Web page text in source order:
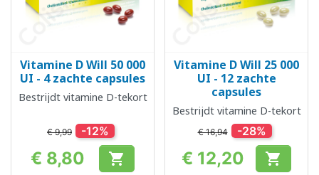
Vitamine D Will 50 000
UI - 4 zachte capsules
Bestrijdt vitamine D-tekort
€ 9,99 -12%
Prijs
€ 8,80 
Vitamine D Will 25 000
UI - 12 zachte
capsules
Bestrijdt vitamine D-tekort
€ 16,94 -28%
Prijs
€ 12,20 